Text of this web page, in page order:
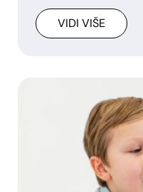
VIDI VIŠE